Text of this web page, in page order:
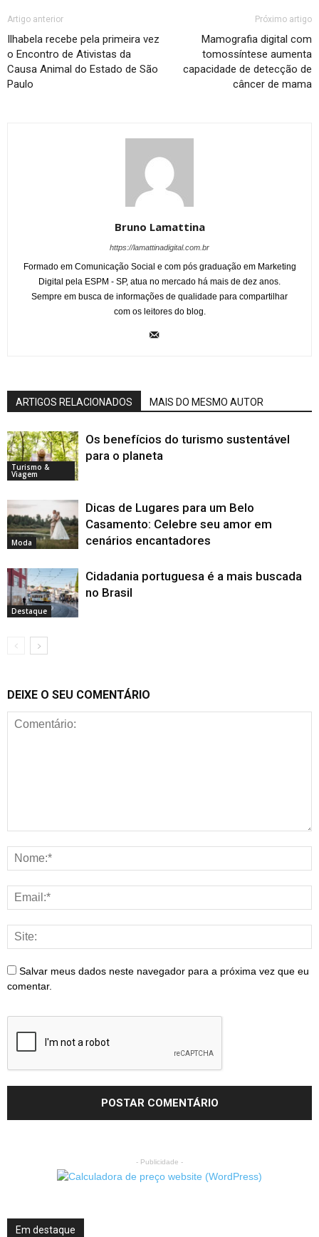
Artigo anterior
Ilhabela recebe pela primeira vez
o Encontro de Ativistas da
Causa Animal do Estado de São
Paulo
Próximo artigo
Mamografia digital com
tomossíntese aumenta
capacidade de detecção de
câncer de mama
Bruno Lamattina
https://lamattinadigital.com.br
Formado em Comunicação Social e com pós graduação em Marketing
Digital pela ESPM - SP, atua no mercado há mais de dez anos.
Sempre em busca de informações de qualidade para compartilhar
com os leitores do blog.
ARTIGOS RELACIONADOS MAIS DO MESMO AUTOR
Turismo &
Viagem
Os benefícios do turismo sustentável
para o planeta
Moda
Dicas de Lugares para um Belo
Casamento: Celebre seu amor em
cenários encantadores
Destaque
Cidadania portuguesa é a mais buscada
no Brasil
DEIXE O SEU COMENTÁRIO
Salvar meus dados neste navegador para a próxima vez que eu
comentar.
- Publicidade -
Em destaque